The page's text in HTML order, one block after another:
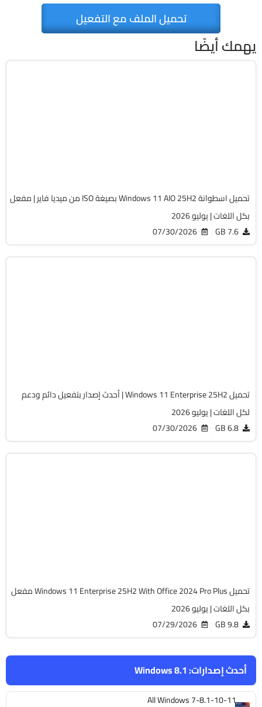
أحدث إصدارات:Windows 8.1
All Windows 7-8.1-10-11
تحميل الملف مع التفعيل
يهمك أيضًا
تحميل اسطوانة Windows 11 AIO 25H2 بصيغة ISO من ميديا فاير | مفعل
بكل اللغات | يوليو 2026
7.6 GB
07/30/2026
تحميل Windows 11 Enterprise 25H2 | أحدث إصدار بتفعيل دائم ودعم
لكل اللغات | يوليو 2026
6.8 GB
07/30/2026
تحميل Windows 11 Enterprise 25H2 With Office 2024 Pro Plus مفعل
بكل اللغات | يوليو 2026
9.8 GB
07/29/2026